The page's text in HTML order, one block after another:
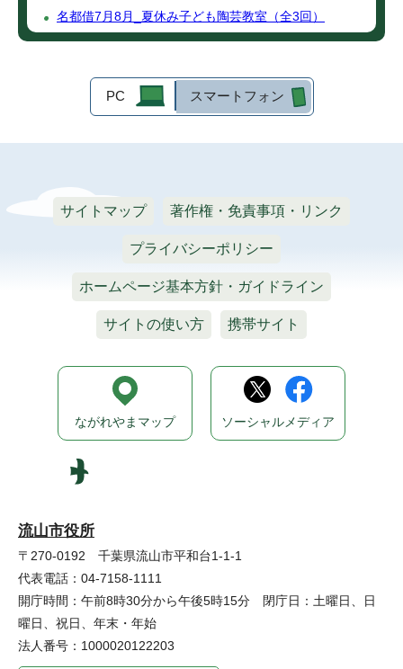
名都借7月8月_夏休み子ども陶芸教室（全3回）
PC スマートフォン
サイトマップ 著作権・免責事項・リンク
プライバシーポリシー
ホームページ基本方針・ガイドライン
サイトの使い方 携帯サイト
流山市役所
〒270-0192 千葉県流山市平和台1-1-1
代表電話：04-7158-1111
開庁時間：午前8時30分から午後5時15分 閉庁日：土曜日、日
曜日、祝日、年末・年始
法人番号：1000020122203
ながれやまマップ ソーシャルメディア